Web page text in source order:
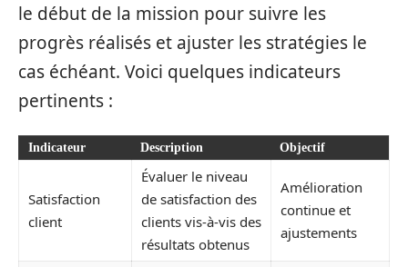
le début de la mission pour suivre les
progrès réalisés et ajuster les stratégies le
cas échéant. Voici quelques indicateurs
pertinents :
Indicateur Description Objectif
Satisfaction
client
Évaluer le niveau
de satisfaction des
clients vis-à-vis des
résultats obtenus
Amélioration
continue et
ajustements